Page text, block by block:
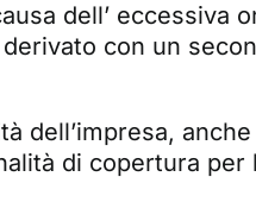
dell’ eccessiva
con un
dell’impresa,
di copertura